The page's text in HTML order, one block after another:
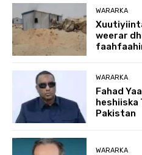
WARARKA
weerar
WARARKA
Fahad
heshiiska
Pakistan
WARARKA